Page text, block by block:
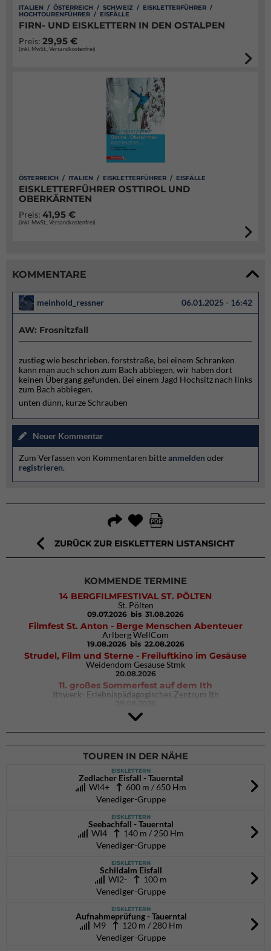
ITALIEN / ÖSTERREICH / SCHWEIZ / EISKLETTERFÜHRER /
HOCHTOURENFÜHRER / EISFÄLLE
FIRN- UND EISKLETTERN IN DEN OSTALPEN
Preis: 29,95 €
(inkl. MwSt., Versandkostenfrei)
ÖSTERREICH / ITALIEN / EISKLETTERFÜHRER / EISFÄLLE
EISKLETTERFÜHRER OSTTIROL UND
OBERKÄRNTEN
Preis: 41,95 €
(inkl. MwSt., Versandkostenfrei)
KOMMENTARE
meinhold_ressner 06.01.2025 - 16:42
AW: Frosnitzfall
zustieg wie beschrieben. forststraße, bei einem Schranken
kann man auch schon zum Bach abbiegen, wir haben dort
keinen Übergang gefunden. Bei einem Jagd Hochsitz nach links
zum Bach abbiegen.
unten dünn, kurze Schrauben
Neuer Kommentar
Zum Verfassen von Kommentaren bitteanmelden oder
registrieren.
ZURÜCK ZUR EISKLETTERN LISTANSICHT
KOMMENDE TERMINE
14 BERGFILMFESTIVAL ST. PÖLTEN
St. Pölten
09.07.2026 bis 31.08.2026
Filmfest St. Anton - Berge Menschen Abenteuer
Arlberg WellCom
19.08.2026 bis 22.08.2026
Strudel, Film und Sterne - Freiluftkino im Gesäuse
Weidendom Gesäuse Stmk
20.08.2026
11. großes Sommerfest auf dem Ith
Ithwerk- Erlebnispädagogisches Zentrum Ith
4Blocs KIDS 2026
DAV Kletter- & Boulderzentrum München Süd (Thalkirchen)
26.09.2026
TOUREN IN DER NÄHE
EISKLETTERN
Zedlacher Eisfall - Tauerntal
WI4+
600 m / 650 Hm
Venediger-Gruppe
EISKLETTERN
Seebachfall - Tauerntal
WI4
140 m / 250 Hm
Venediger-Gruppe
EISKLETTERN
Schildalm Eisfall
WI2-
100 m
Venediger-Gruppe
EISKLETTERN
Aufnahmeprüfung - Tauerntal
M9 120 m / 280 Hm
Venediger-Gruppe